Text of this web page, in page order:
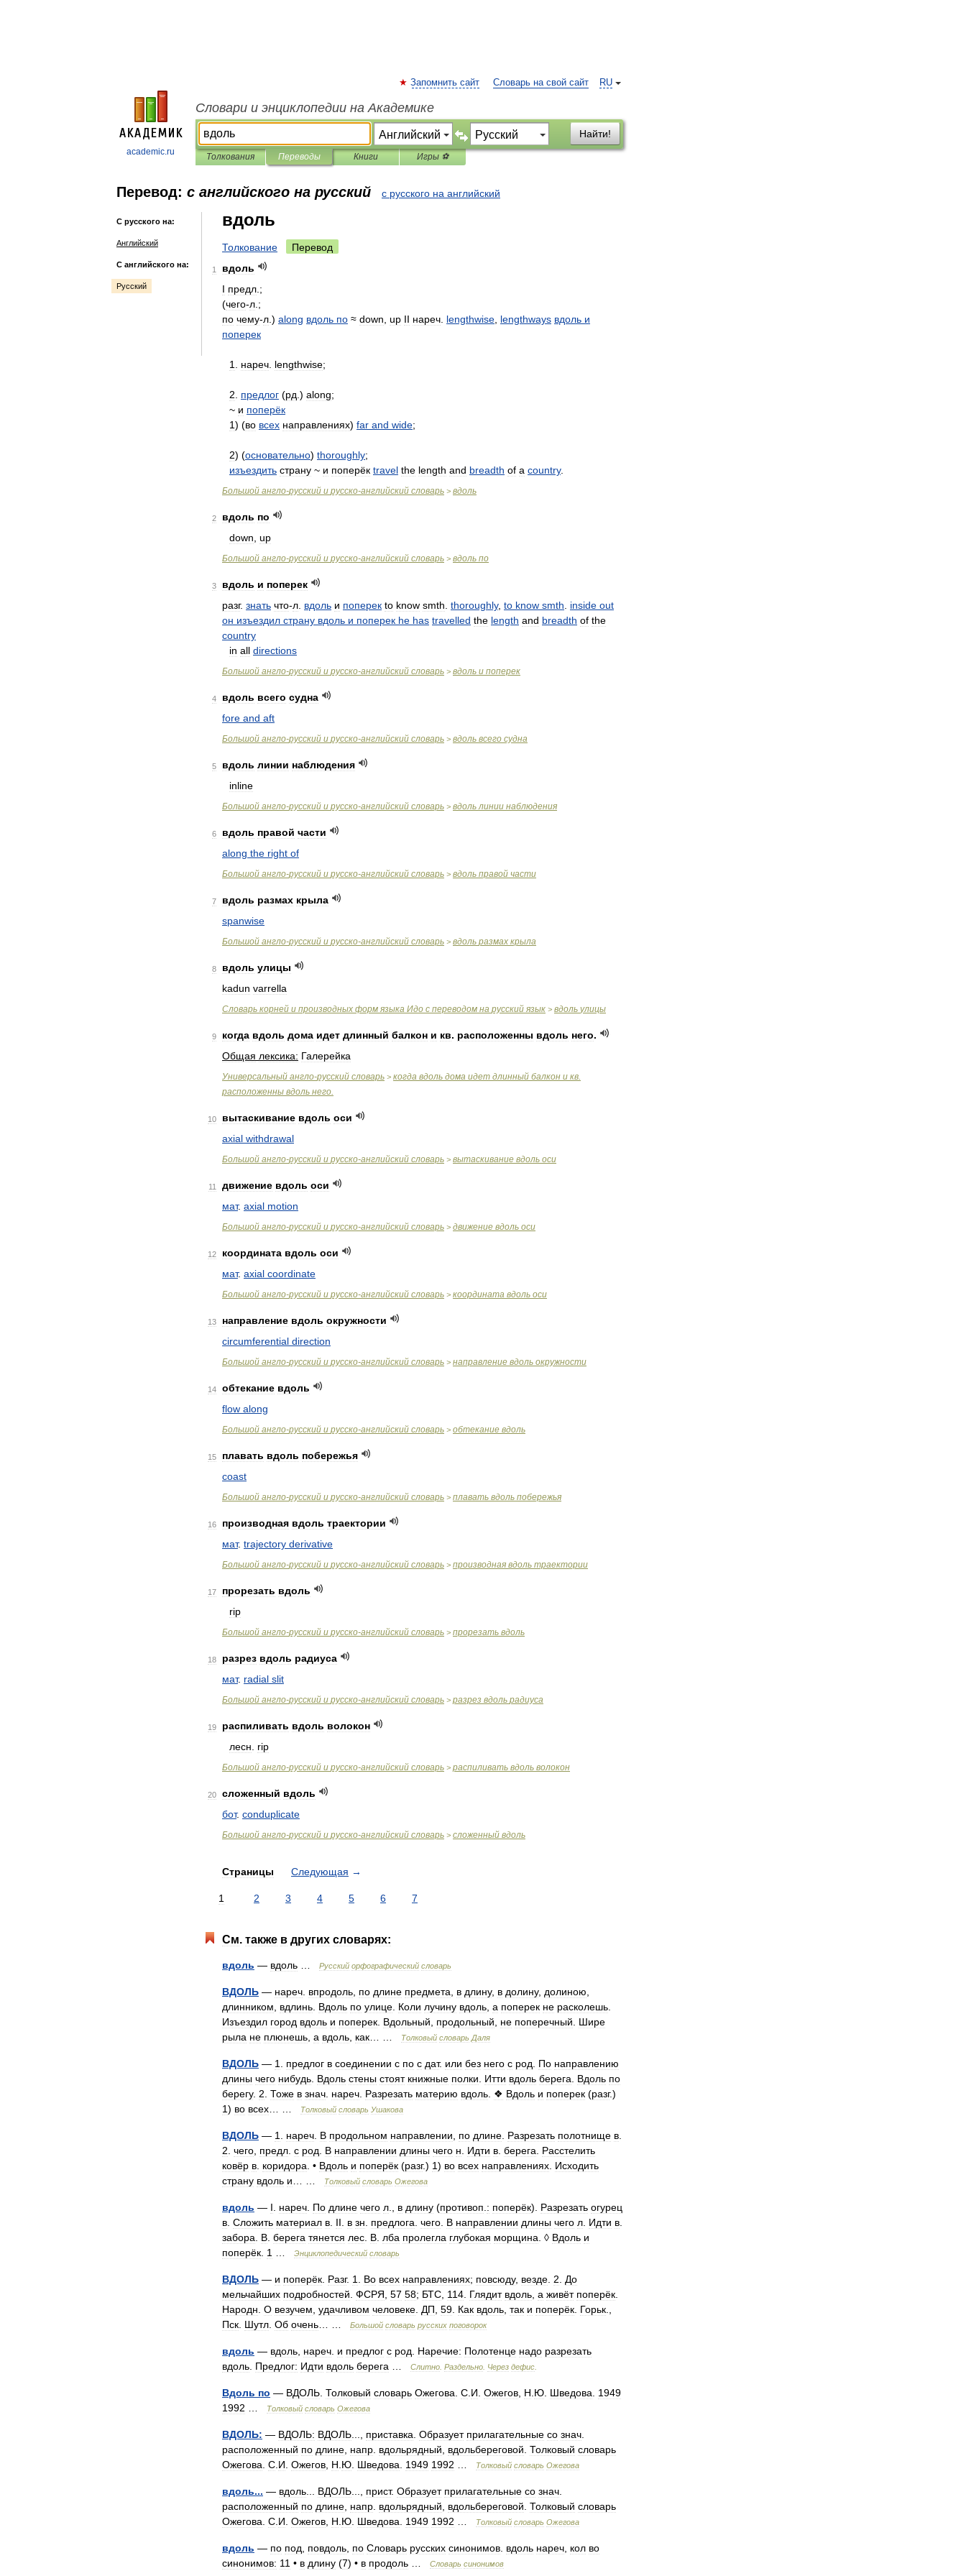
academic.ru
RU
Запомнить сайт Словарь на свой сайт
Словари и энциклопедии на Академике
Найти!
Толкования Переводы Книги Игры ⚽
Перевод: с английского на русский с русского на английский
С русского на:
Английский
С английского на:
Русский
вдоль
Толкование Перевод
1
вдоль
I предл .;
(чего-л .;
по чему-л .) along вдоль по ≈ down up II нареч lengthwise lengthways вдоль и
поперек
1 нареч lengthwise;
2 предлог (рд .) along;
~ и поперёк
1) (во всех направлениях) far and wide;
2) (основательно) thoroughly;
изъездить страну ~ и поперёк travel the length and breadth of a country.
Большой англо-русский и русско-английский словарь > вдоль
2 вдоль по
down up
Большой англо-русский и русско-английский словарь > вдоль по
3 вдоль и поперек
разг. знать что-л вдоль и поперек to know smth thoroughly, to know smth inside out
он изъездил страну вдоль и поперек he has travelled the length and breadth of the
country
in all directions
Большой англо-русский и русско-английский словарь > вдоль и поперек
4 вдоль всего судна
fore and aft
Большой англо-русский и русско-английский словарь > вдоль всего судна
5 вдоль линии наблюдения
inline
Большой англо-русский и русско-английский словарь > вдоль линии наблюдения
6 вдоль правой части
along the right of
Большой англо-русский и русско-английский словарь > вдоль правой части
7 вдоль размах крыла
spanwise
Большой англо-русский и русско-английский словарь > вдоль размах крыла
8 вдоль улицы
kadun varrella
Словарь корней и производных форм языка Идо с переводом на русский язык > вдоль улицы
9 когда вдоль дома идет длинный балкон и кв. расположенны вдоль него.
Общая лексика: Галерейка
Универсальный англо-русский словарь > когда вдоль дома идет длинный балкон и кв.
расположенны вдоль него.
10 вытаскивание вдоль оси
axial withdrawal
Большой англо-русский и русско-английский словарь > вытаскивание вдоль оси
11 движение вдоль оси
мат. axial motion
Большой англо-русский и русско-английский словарь > движение вдоль оси
12 координата вдоль оси
мат. axial coordinate
Большой англо-русский и русско-английский словарь > координата вдоль оси
13 направление вдоль окружности
circumferential direction
Большой англо-русский и русско-английский словарь > направление вдоль окружности
14 обтекание вдоль
flow along
Большой англо-русский и русско-английский словарь > обтекание вдоль
15 плавать вдоль побережья
coast
Большой англо-русский и русско-английский словарь > плавать вдоль побережья
16 производная вдоль траектории
мат. trajectory derivative
Большой англо-русский и русско-английский словарь > производная вдоль траектории
17 прорезать вдоль
rip
Большой англо-русский и русско-английский словарь > прорезать вдоль
18 разрез вдоль радиуса
мат. radial slit
Большой англо-русский и русско-английский словарь > разрез вдоль радиуса
19 распиливать вдоль волокон
лесн
rip
Большой англо-русский и русско-английский словарь > распиливать вдоль волокон
20 сложенный вдоль
бот. conduplicate
Большой англо-русский и русско-английский словарь > сложенный вдоль
Страницы Следующая →
1 2 3 4 5 6 7
См. также в других словарях:
вдоль — вдоль Русский орфографический словарь
ВДОЛЬ — нареч впродоль по длине предмета в длину, в долину, долиною
длинником
вдлинь Вдоль по улице Коли лучину вдоль а поперек не расколешь
Изъездил город вдоль и поперек Вдольный продольный не поперечный
Шире
рыла не плюнешь а вдоль как Толковый словарь Даля
ВДОЛЬ — 1 предлог в соединении с по с дат. или без него с род По направлению
длины чего нибудь Вдоль стены стоят книжные полки Итти вдоль берега Вдоль по
берегу. 2 Тоже в знач нареч Разрезать материю вдоль ❖ Вдоль и поперек (разг.)
1) во всех Толковый словарь Ушакова
ВДОЛЬ — 1 нареч В продольном направлении по длине Разрезать полотнище в
2 чего предл с род В направлении длины чего н Идти в берега
Расстелить
ковёр в коридора . • Вдоль и поперёк (разг.) 1) во всех направлениях Исходить
страну вдоль и Толковый словарь Ожегова
вдоль — I нареч По длине чего л в длину (противоп : поперёк). Разрезать огурец
в Сложить материал в II в зн предлога чего В направлении длины чего л Идти в
забора
В берега тянется лес В лба пролегла глубокая морщина . ◊ Вдоль и
поперёк 1 Энциклопедический словарь
ВДОЛЬ — и поперёк Разг. 1 Во всех направлениях; повсюду, везде 2
До
мельчайших подробностей ФСРЯ 57 58; БТС 114 Глядит вдоль а живёт поперёк
Народн О везучем удачливом человеке ДП 59 Как вдоль так и поперёк Горьк
Пск Шутл Об очень Большой словарь русских поговорок
вдоль — вдоль нареч и предлог с род Наречие: Полотенце надо разрезать
вдоль Предлог: Идти вдоль берега Слитно Раздельно Через дефис
Вдоль по — ВДОЛЬ Толковый словарь Ожегова С И Ожегов Н Ю Шведова
1949
1992
Толковый словарь Ожегова
ВДОЛЬ: — ВДОЛЬ: ВДОЛЬ приставка Образует прилагательные со знач
расположенный по длине напр вдольрядный вдольбереговой Толковый словарь
Ожегова С И Ожегов Н Ю Шведова 1949 1992 Толковый словарь Ожегова
вдоль... — вдоль ВДОЛЬ прист. Образует прилагательные со знач
расположенный по длине напр вдольрядный вдольбереговой Толковый словарь
Ожегова С И Ожегов Н Ю Шведова 1949 1992 Толковый словарь Ожегова
вдоль — по под повдоль по Словарь русских синонимов вдоль нареч кол во
синонимов: 11 • в длину (7) • в продоль Словарь синонимов